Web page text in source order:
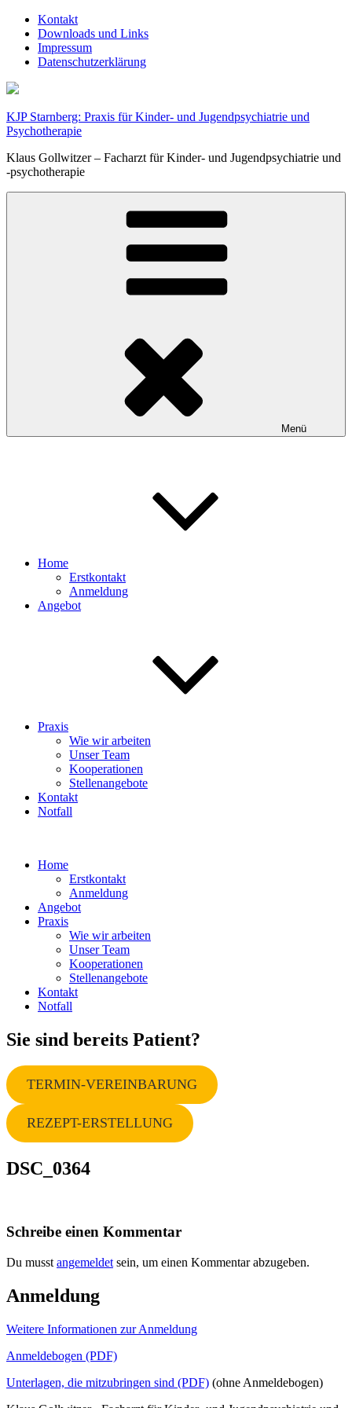
Zum
Inhalt
springen
Kontakt
Downloads und Links
Impressum
Datenschutzerklärung
KJP Starnberg: Praxis für Kinder- und Jugendpsychiatrie und
Psychotherapie
Klaus Gollwitzer – Facharzt für Kinder- und Jugendpsychiatrie und
-psychotherapie
Menü
Home
Erstkontakt
Anmeldung
Angebot
Praxis
Wie wir arbeiten
Unser Team
Kooperationen
Stellenangebote
Kontakt
Notfall
Home
Erstkontakt
Anmeldung
Angebot
Praxis
Wie wir arbeiten
Unser Team
Kooperationen
Stellenangebote
Kontakt
Notfall
Sie sind bereits Patient?
TERMIN-VEREINBARUNG
REZEPT-ERSTELLUNG
DSC_0364
Schreibe einen Kommentar
Du musst angemeldet sein, um einen Kommentar abzugeben.
Anmeldung
Weitere Informationen zur Anmeldung
Anmeldebogen (PDF)
Unterlagen, die mitzubringen sind (PDF) (ohne Anmeldebogen)